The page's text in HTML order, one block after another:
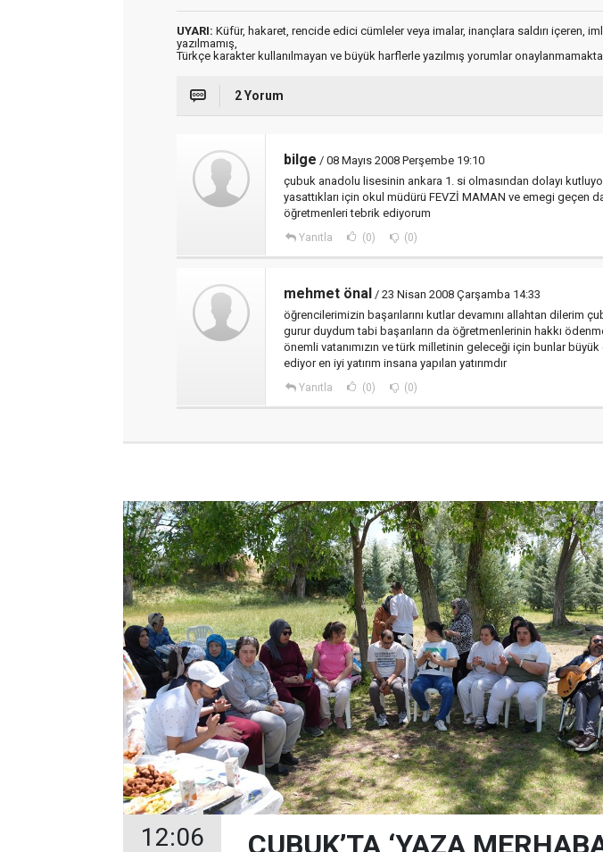
UYARI: Küfür, hakaret, rencide edici cümleler veya imalar, inançlara saldırı içeren,
yazılmamış,
Türkçe karakter kullanılmayan ve büyük harflerle yazılmış yorumlar
2 Yorum
bilge / 08 Mayıs 2008 Perşembe 19:10
çubuk anadolu lisesinin ankara 1. si olmasından dolayı
yasattıkları için okul müdürü FEVZİ MAMAN ve emegi geçen
öğretmenleri tebrik ediyorum
Yanıtla (0) (0)
mehmet önal / 23 Nisan 2008 Çarşamba 14:33
öğrencilerimizin başarılarını kutlar devamını allahtan dilerim
gurur duydum tabi başarıların da öğretmenlerinin hakkı
önemli vatanımızın ve türk milletinin geleceği için bunlar
ediyor en iyi yatırım insana yapılan yatırımdır
Yanıtla (0) (0)
12:06 ÇUBUK’TA ‘YAZA